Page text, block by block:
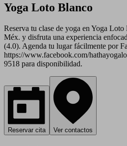
Yoga Loto Blanco
Reserva tu clase de yoga en Yoga
Méx. y disfruta una experiencia
(4.0). Agenda tu lugar fácilmente por
https://www.facebook.com/
9518 para disponibilidad.
Reservar cita Ver contactos